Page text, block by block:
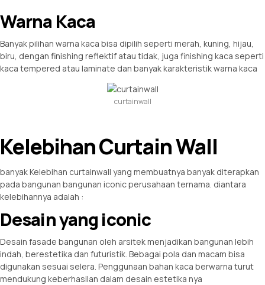
Warna Kaca
Banyak pilihan warna kaca bisa dipilih seperti merah, kuning, hijau,
biru, dengan finishing reflektif atau tidak, juga finishing kaca seperti
kaca tempered atau laminate dan banyak karakteristik warna kaca
curtainwall
Kelebihan Curtain Wall
banyak Kelebihan curtainwall yang membuatnya banyak diterapkan
pada bangunan bangunan iconic perusahaan ternama. diantara
kelebihannya adalah :
Desain yang iconic
Desain fasade bangunan oleh arsitek menjadikan bangunan lebih
indah, berestetika dan futuristik. Bebagai pola dan macam bisa
digunakan sesuai selera. Penggunaan bahan kaca berwarna turut
mendukung keberhasilan dalam desain estetika nya